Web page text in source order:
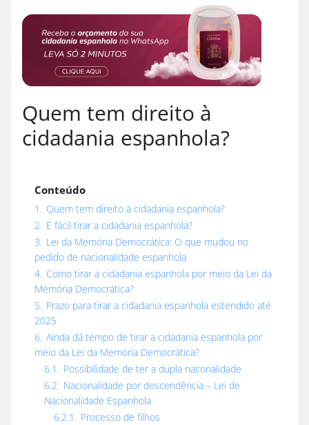
Quem tem direito à
cidadania espanhola?
Conteúdo
1. Quem tem direito à cidadania espanhola?
2. É fácil tirar a cidadania espanhola?
3. Lei da Memória Democrática: O que mudou no
pedido de nacionalidade espanhola
4. Como tirar a cidadania espanhola por meio da Lei da
Memória Democrática?
5. Prazo para tirar a cidadania espanhola estendido até
2025
6. Ainda dá tempo de tirar a cidadania espanhola por
meio da Lei da Memória Democrática?
6.1. Possibilidade de ter a dupla naconalidade
6.2. Nacionalidade por descendência – Lei de
Nacionalidade Espanhola
6.2.1. Processo de filhos